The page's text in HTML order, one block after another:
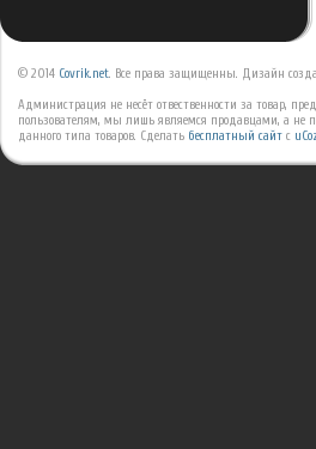
© 2014 Covrik.net. Все права защищенны. Дизайн
Администрация не несёт отвественности за товар,
пользователям, мы лишь являемся продавцами, а не
данного типа товаров. Сделать бесплатный сайт с